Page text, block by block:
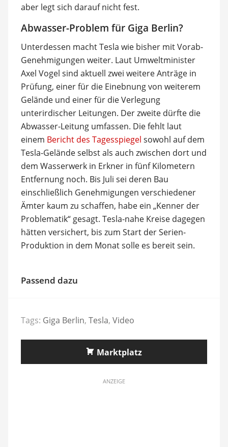
aber legt sich darauf nicht fest.
Abwasser-Problem für Giga Berlin?
Unterdessen macht Tesla wie bisher mit Vorab-
Genehmigungen weiter. Laut Umweltminister
Axel Vogel sind aktuell zwei weitere Anträge in
Prüfung, einer für die Einebnung von weiterem
Gelände und einer für die Verlegung
unterirdischer Leitungen. Der zweite dürfte die
Abwasser-Leitung umfassen. Die fehlt laut
einem Bericht des Tagesspiegel sowohl auf dem
Tesla-Gelände selbst als auch zwischen dort und
dem Wasserwerk in Erkner in fünf Kilometern
Entfernung noch. Bis Juli sei deren Bau
einschließlich Genehmigungen verschiedener
Ämter kaum zu schaffen, habe ein „Kenner der
Problematik“ gesagt. Tesla-nahe Kreise dagegen
hätten versichert, bis zum Start der Serien-
Produktion in dem Monat solle es bereit sein.
Passend dazu
Tags: Giga Berlin, Tesla, Video
Marktplatz
ANZEIGE